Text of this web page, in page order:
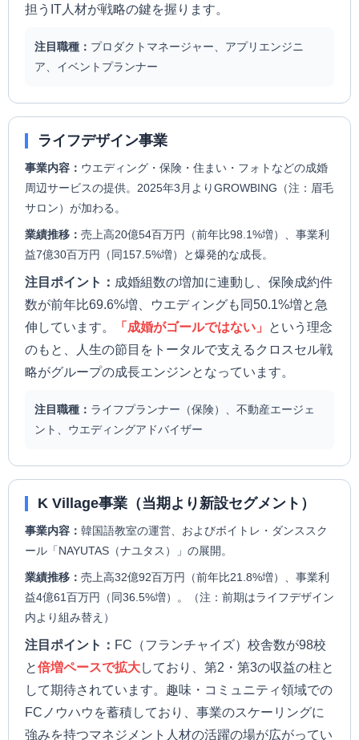
担うIT人材が戦略の鍵を握ります。
注目職種： プロダクトマネージャー、アプリエンジニ
ア、イベントプランナー
ライフデザイン事業
事業内容： ウエディング・保険・住まい・フォトなどの成婚
周辺サービスの提供。2025年3月よりGROWBING（注：眉毛
サロン）が加わる。
業績推移： 売上高20億54百万円（前年比98.1%増）、事業利
益7億30百万円（同157.5%増）と爆発的な成長。
注目ポイント： 成婚組数の増加に連動し、保険成約件
数が前年比69.6%増、ウエディングも同50.1%増と急
伸しています。
「成婚がゴールではない」
という理念
のもと、人生の節目をトータルで支えるクロスセル戦
略がグループの成長エンジンとなっています。
注目職種： ライフプランナー（保険）、不動産エージェ
ント、ウエディングアドバイザー
K Village事業（当期より新設セグメント）
事業内容： 韓国語教室の運営、およびボイトレ・ダンススク
ール「NAYUTAS（ナユタス）」の展開。
業績推移： 売上高32億92百万円（前年比21.8%増）、事業利
益4億61百万円（同36.5%増）。（注：前期はライフデザイン
内より組み替え）
注目ポイント： FC（フランチャイズ）校舎数が98校
と倍増ペースで拡大しており、第2・第3の収益の柱と
して期待されています。趣味・コミュニティ領域での
FCノウハウを蓄積しており、事業のスケーリングに
強みを持つマネジメント人材の活躍の場が広がってい